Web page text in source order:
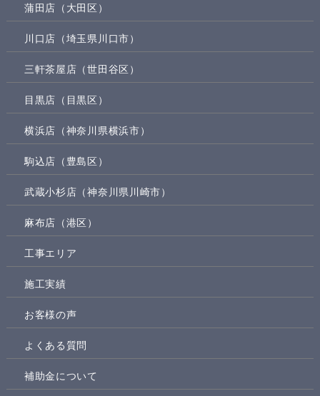
蒲田店（大田区）
川口店（埼玉県川口市）
三軒茶屋店（世田谷区）
目黒店（目黒区）
横浜店（神奈川県横浜市）
駒込店（豊島区）
武蔵小杉店（神奈川県川崎市）
麻布店（港区）
工事エリア
施工実績
お客様の声
よくある質問
補助金について